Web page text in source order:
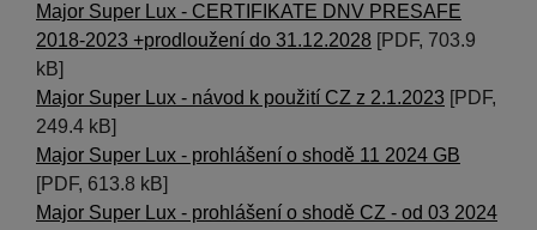
Major Super Lux - CERTIFIKATE DNV PRESAFE
2018-2023 +prodloužení do 31.12.2028 [PDF, 703.9
kB]
Major Super Lux - návod k použití CZ z 2.1.2023 [PDF,
249.4 kB]
Major Super Lux - prohlášení o shodě 11 2024 GB
[PDF, 613.8 kB]
Major Super Lux - prohlášení o shodě CZ - od 03 2024